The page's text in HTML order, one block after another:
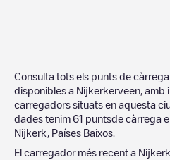
Consulta tots els punts de
disponibles a Nijkerkerveen ,
carregadors situats en aquesta
dades tenim 61 puntsde càrrega
Nijkerk
Países Baixos
El carregador més recent a